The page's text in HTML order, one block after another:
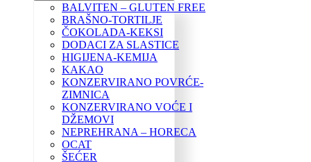
BALVITEN – GLUTEN FREE
BRAŠNO-TORTILJE
ČOKOLADA-KEKSI
DODACI ZA SLASTICE
HIGIJENA-KEMIJA
KAKAO
KONZERVIRANO POVRĆE-
ZIMNICA
KONZERVIRANO VOĆE I
DŽEMOVI
NEPREHRANA – HORECA
OCAT
ŠEĆER